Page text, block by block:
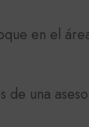
en el
de una